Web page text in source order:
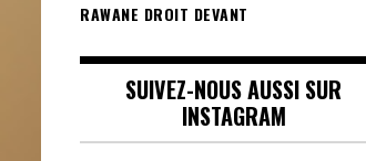
RAWANE DROIT DEVANT
SUIVEZ-NOUS AUSSI SUR
INSTAGRAM